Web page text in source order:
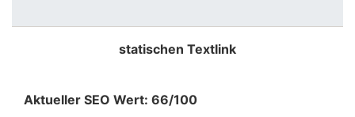
statischen Textlink
Aktueller SEO Wert: 66/100